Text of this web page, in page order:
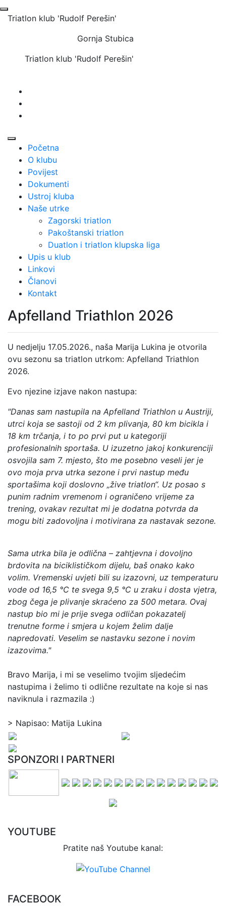
Triatlon klub 'Rudolf Perešin'
Gornja Stubica
Triatlon klub 'Rudolf Perešin'
Početna
O klubu
Povijest
Dokumenti
Ustroj kluba
Naše utrke
Zagorski triatlon
Pakoštanski triatlon
Duatlon i triatlon klupska liga
Upis u klub
Linkovi
Članovi
Kontakt
Apfelland Triathlon 2026
U nedjelju 17.05.2026., naša Marija Lukina je otvorila
ovu sezonu sa triatlon utrkom: Apfelland Triathlon
2026.
Evo njezine izjave nakon nastupa:
"Danas sam nastupila na Apfelland Triathlon u Austriji,
utrci koja se sastoji od 2 km plivanja, 80 km bicikla i
18 km trčanja, i to po prvi put u kategoriji
profesionalnih sportaša. U izuzetno jakoj konkurenciji
osvojila sam 7. mjesto, što me posebno veseli jer je
ovo moja prva utrka sezone i prvi nastup među
sportašima koji doslovno „žive triatlon“. Uz posao s
punim radnim vremenom i ograničeno vrijeme za
trening, ovakav rezultat mi je dodatna potvrda da
mogu biti zadovoljna i motivirana za nastavak sezone.
Sama utrka bila je odlična – zahtjevna i dovoljno
brdovita na biciklističkom dijelu, baš onako kako
volim. Vremenski uvjeti bili su izazovni, uz temperaturu
vode od 16,5 °C te svega 9,5 °C u zraku i dosta vjetra,
zbog čega je plivanje skraćeno za 500 metara. Ovaj
nastup bio mi je prije svega odličan pokazatelj
trenutne forme i smjera u kojem želim dalje
napredovati. Veselim se nastavku sezone i novim
izazovima."
Bravo Marija, i mi se veselimo tvojim sljedećim
nastupima i želimo ti odlične rezultate na koje si nas
naviknula i razmazila :)
> Napisao: Matija Lukina
SPONZORI I PARTNERI
YOUTUBE
Pratite naš Youtube kanal:
FACEBOOK